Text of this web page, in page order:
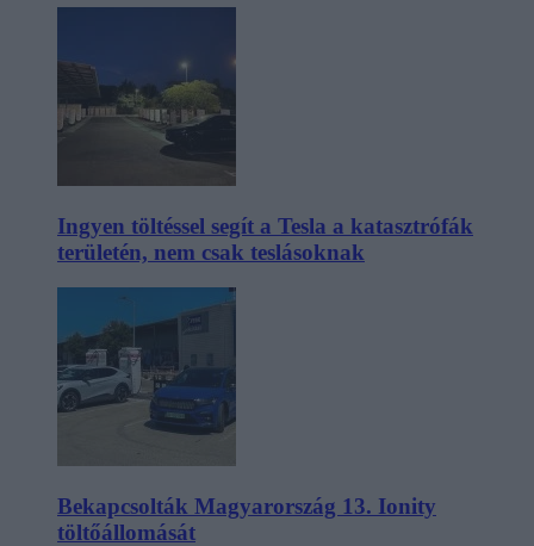
Ingyen töltéssel segít a Tesla a katasztrófák
területén, nem csak teslásoknak
Bekapcsolták Magyarország 13. Ionity
töltőállomását